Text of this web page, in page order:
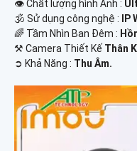
👁 Chất lượng hình Ảnh :
🕉️ Sử dụng công nghệ :
IP
🌈 Tầm Nhìn Ban Đêm :
⚒ Camera Thiết Kế Thân
️➲ Khả Năng : Thu Âm.